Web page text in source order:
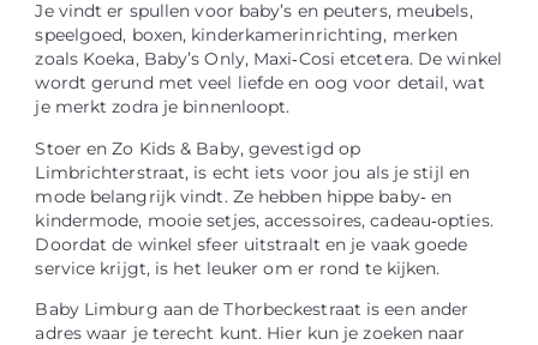
Je vindt er spullen voor baby’s en peuters, meubels,
speelgoed, boxen, kinderkamerinrichting, merken
zoals Koeka, Baby’s Only, Maxi‑Cosi etcetera. De winkel
wordt gerund met veel liefde en oog voor detail, wat
je merkt zodra je binnenloopt.
Stoer en Zo Kids & Baby, gevestigd op
Limbrichterstraat, is echt iets voor jou als je stijl en
mode belangrijk vindt. Ze hebben hippe baby‑ en
kindermode, mooie setjes, accessoires, cadeau‑opties.
Doordat de winkel sfeer uitstraalt en je vaak goede
service krijgt, is het leuker om er rond te kijken.
Baby Limburg aan de Thorbeckestraat is een ander
adres waar je terecht kunt. Hier kun je zoeken naar